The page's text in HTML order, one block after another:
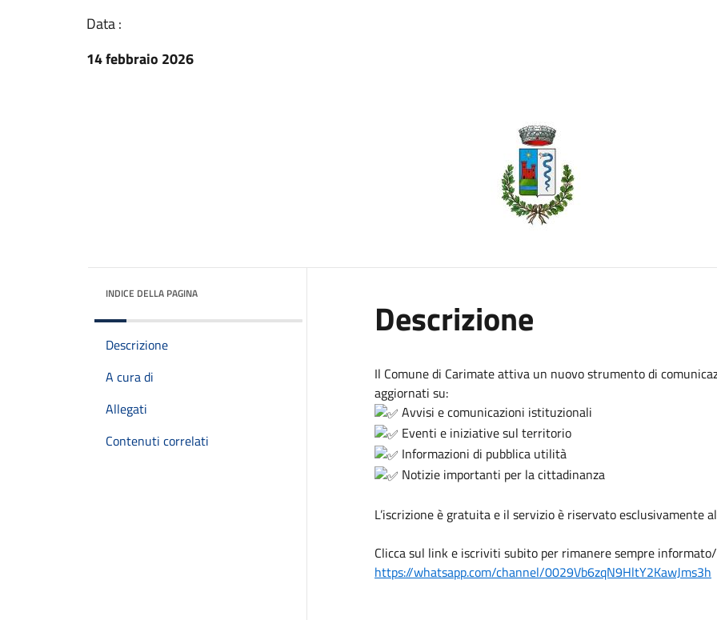
Data :
14 febbraio 2026
INDICE DELLA PAGINA
Descrizione
A cura di
Allegati
Contenuti correlati
Descrizione
Il Comune di Carimate attiva un nuovo strumento di
aggiornati su:
Avvisi e comunicazioni istituzionali
Eventi e iniziative sul territorio
Informazioni di pubblica utilità
Notizie importanti per la cittadinanza
L’iscrizione è gratuita e il servizio è riservato esclusivamente
Clicca sul link e iscriviti subito per rimanere sempre
https://whatsapp.com/channel/0029Vb6zqN9HltY2KawJms3h